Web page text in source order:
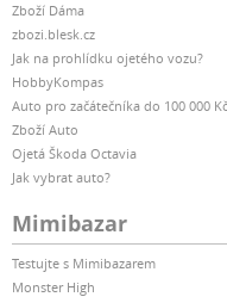
Zboží Dáma
zbozi.blesk.cz
Jak na prohlídku ojetého vozu?
HobbyKompas
Auto pro začátečníka do 100 000 Kč
Zboží Auto
Ojetá Škoda Octavia
Jak vybrat auto?
Mimibazar
Testujte s Mimibazarem
Monster High